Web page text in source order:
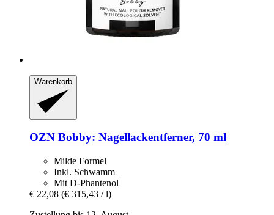
Warenkorb
OZN Bobby: Nagellackentferner, 70 ml
Milde Formel
Inkl. Schwamm
Mit D-Phantenol
€ 22,08 (€ 315,43 / l)